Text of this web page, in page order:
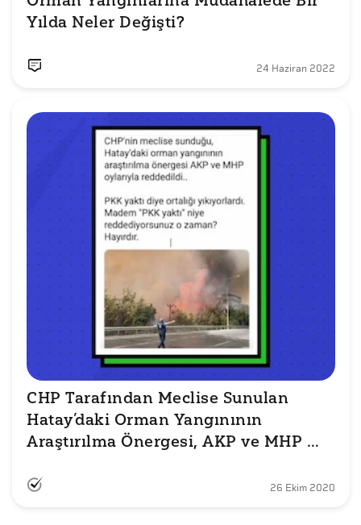
Yılda Neler Değişti?
24 Haziran 2022
CHP Tarafından Meclise Sunulan
Hatay’daki Orman Yangınının
Araştırılma Önergesi, AKP ve MHP
26 Ekim 2020